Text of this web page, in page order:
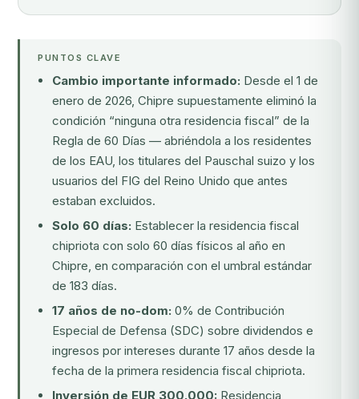
PUNTOS CLAVE
Cambio importante informado: Desde el 1 de
enero de 2026, Chipre supuestamente eliminó la
condición “ninguna otra residencia fiscal” de la
Regla de 60 Días — abriéndola a los residentes
de los EAU, los titulares del Pauschal suizo y los
usuarios del FIG del Reino Unido que antes
estaban excluidos.
Solo 60 días: Establecer la residencia fiscal
chipriota con solo 60 días físicos al año en
Chipre, en comparación con el umbral estándar
de 183 días.
17 años de no-dom: 0% de Contribución
Especial de Defensa (SDC) sobre dividendos e
ingresos por intereses durante 17 años desde la
fecha de la primera residencia fiscal chipriota.
Inversión de EUR 300.000: Residencia